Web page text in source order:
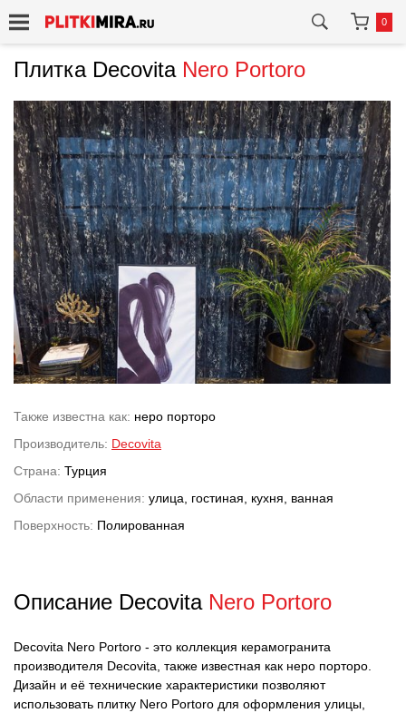
0
Плитка Decovita Nero Portoro
Также известна как: неро порторо
Производитель: Decovita
Страна: Турция
Области применения: улица, гостиная, кухня, ванная
Поверхность: Полированная
Описание Decovita Nero Portoro
Decovita Nero Portoro - это коллекция керамогранита
производителя Decovita, также известная как неро порторо.
Дизайн и её технические характеристики позволяют
использовать плитку Nero Portoro для оформления улицы,